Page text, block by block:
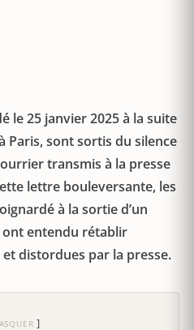
le 25 janvier 2025 à la suite
Paris, sont sortis du silence
transmis à la presse
lettre bouleversante, les
à la sortie d’un
entendu rétablir
distordues par la presse.